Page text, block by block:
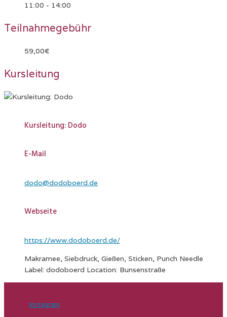
11:00 - 14:00
Teilnahmegebühr
59,00€
Kursleitung
Kursleitung: Dodo
E-Mail
dodo@dodoboerd.de
Webseite
https://www.dodoboerd.de/
Makramee, Siebdruck, Gießen, Sticken, Punch Needle
Label: dodoboerd Location: Bunsenstraße
Instagram